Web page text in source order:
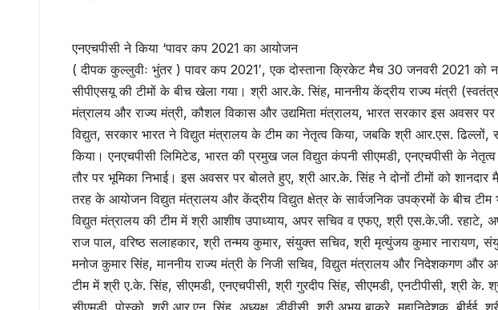
एनएचपीसी ने किया ‘पावर कप 2021 का आयोजन
( दीपक कुल्लुवीः भुंतर ) पावर कप 2021′, एक दोस्ताना क्रिकेट मैच 30 जनवरी 2021 को
सीपीएसयू की टीमों के बीच खेला गया। श्री आर.के. सिंह, माननीय केंद्रीय राज्य मंत्री
मंत्रालय और राज्य मंत्री, कौशल विकास और उद्यमिता मंत्रालय, भारत सरकार इस अवसर
विद्युत, सरकार भारत ने विद्युत मंत्रालय के टीम का नेतृत्व किया, जबकि श्री आर.एस. ढिल्लों,
किया। एनएचपीसी लिमिटेड, भारत की प्रमुख जल विद्युत कंपनी सीएमडी, एनएचपीसी के
तौर पर भूमिका निभाई। इस अवसर पर बोलते हुए, श्री आर.के. सिंह ने दोनों टीमों को
तरह के आयोजन विद्युत मंत्रालय और केंद्रीय विद्युत क्षेत्र के सार्वजनिक उपक्रमों के बीच टीम
विद्युत मंत्रालय की टीम में श्री आशीष उपाध्याय, अपर सचिव व एफए, श्री एस.के.जी. रहाटे,
राज पाल, वरिष्ठ सलाहकार, श्री तन्मय कुमार, संयुक्त सचिव, श्री मृत्युंजय कुमार नारायण,
मनोज कुमार सिंह, माननीय राज्य मंत्री के निजी सचिव, विद्युत मंत्रालय और निदेशकगण और
टीम में श्री ए.के. सिंह, सीएमडी, एनएचपीसी, श्री गुरदीप सिंह, सीएमडी, एनटीपीसी, श्री के.